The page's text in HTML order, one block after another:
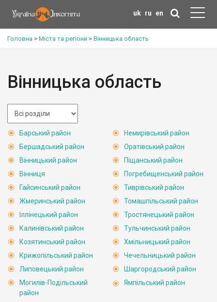
uk ru en
Головна > Міста та регіони > Вінницька область
Вінницька область
Барський район
Бершадський район
Вінницький район
Вінниця
Гайсинський район
Жмеринський район
Іллінецький район
Калинівський район
Козятинський район
Крижопільський район
Липовецький район
Могилів-Подільський
район
Немирівський район
Оратівський район
Піщанський район
Погребищенський район
Тиврівський район
Томашпільський район
Тростянецький район
Тульчинський район
Хмільницький район
Чечельницький район
Шаргородський район
Ямпільський район